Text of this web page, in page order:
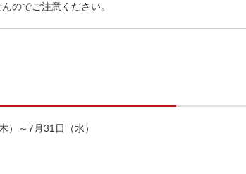
のでご注意ください。
）～7月31日（水）